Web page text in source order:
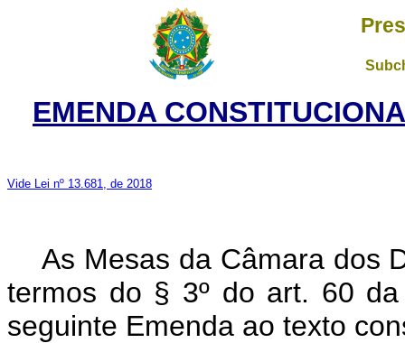
EMENDA
Vide Lei nº 13.681, de 2018
As Mesas da Câmara dos
termos do § 3º do art. 60
seguinte Emenda ao texto